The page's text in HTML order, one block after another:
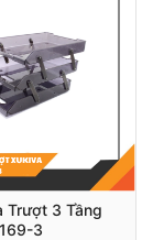
Trượt 3 Tầng
3